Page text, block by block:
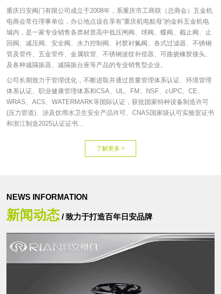
重庆日安阀门有限公司成立于2008年，系重庆市工商联（总商会）五金机
电商会常任理事单位，办公地点设在享有“重庆机电航母”的金科五金机电
城内，是一家专业销售各类材质高中低压闸阀、球阀、蝶阀、截止阀、止
回阀、减压阀、安全阀、水力控制阀、衬胶衬氟阀、各式过滤器、不锈钢
管及管件、五金管件、金属软管、不锈钢波纹补偿器、可曲挠橡胶接头、
及各种减隔振器、减隔振台座等产品的专业销售型企业。
公司长期致力于管理优化，不断进取并通过质量管理体系认证、环境管理
体系认证、职业健康管理体系和CSA、UL、FM、NSF、cUPC、CE、
WRAS、ACS、WATERMARK等国际认证，获批国家特种设备制造许可
(压力管道)、涉及饮用水卫生安全产品许可、CNAS国家级认可实验室证书
和浙江制造2025认证证书...
了解更多 +
NEWS INFORMATION
新闻动态 / 致力于打造百年日安品牌